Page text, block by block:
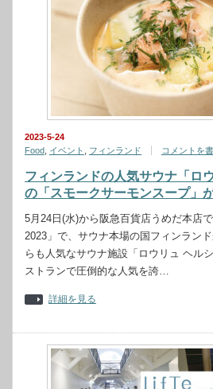
2023-5-24
Food イベント フィンランド コメントを書
フィンランドの人気サウナ「ロ
の「スモークサーモンスープ」
5月24日(水)から阪急百貨店うめだ本店
2023」で、サウナ本場の国フィンラン
らも人気なサウナ施設「ロウリュ ヘル
ストランで圧倒的な人気を誇…
詳細を見る